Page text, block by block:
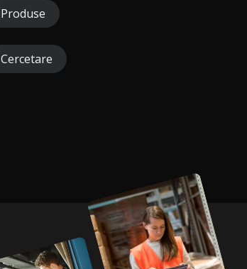
Produse
Cercetare